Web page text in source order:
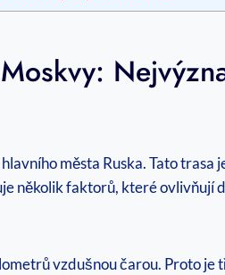
města Ruska. Tato
několik faktorů, které ovlivňují
vzdušnou čarou. Proto